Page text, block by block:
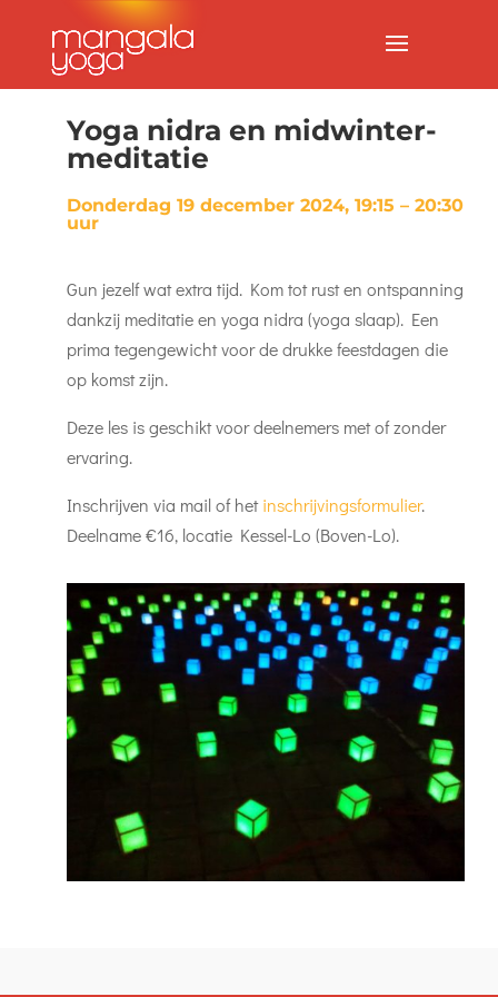
Yoga nidra en midwinter-
meditatie
Donderdag 19 december 2024, 19:15 – 20:30
uur
Gun jezelf wat extra tijd. Kom tot rust en ontspanning
dankzij meditatie en yoga nidra (yoga slaap). Een
prima tegengewicht voor de drukke feestdagen die
op komst zijn.
Deze les is geschikt voor deelnemers met of zonder
ervaring.
Inschrijven via mail of hetinschrijvingsformulier.
Deelname €16, locatie Kessel-Lo (Boven-Lo).